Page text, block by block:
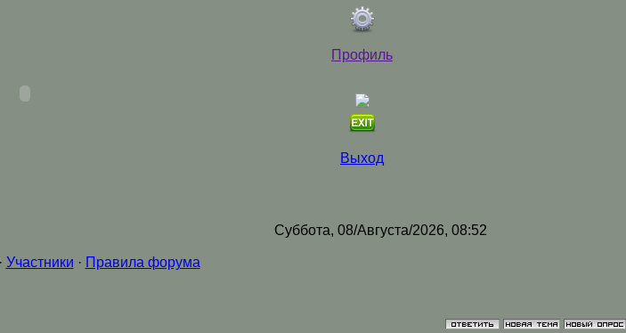
Профиль
Выход
Суббота, 08/Августа/2026, 08:52
Участники · Правила форума